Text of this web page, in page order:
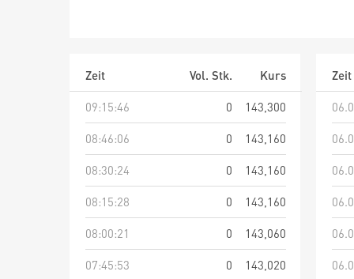
Zeit Vol. Stk.
Kurs
09:15:46
0
143,300
08:46:06
0
143,160
08:30:24
0
143,160
08:15:28
0
143,160
08:00:21
0
143,060
07:45:53
0
143,020
Zeit